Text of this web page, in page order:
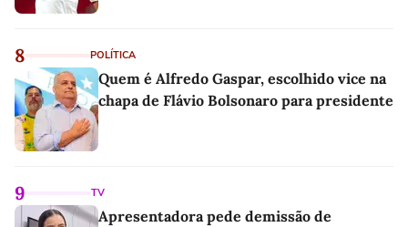
8 POLÍTICA
Quem é Alfredo Gaspar, escolhido vice na
chapa de Flávio Bolsonaro para presidente
9 TV
Apresentadora pede demissão de